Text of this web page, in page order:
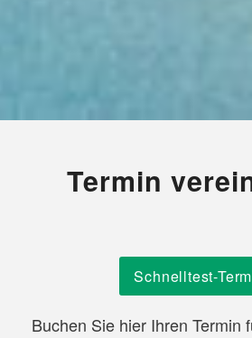
Termin
Schnelltest-
Buchen Sie hier Ihren Termin